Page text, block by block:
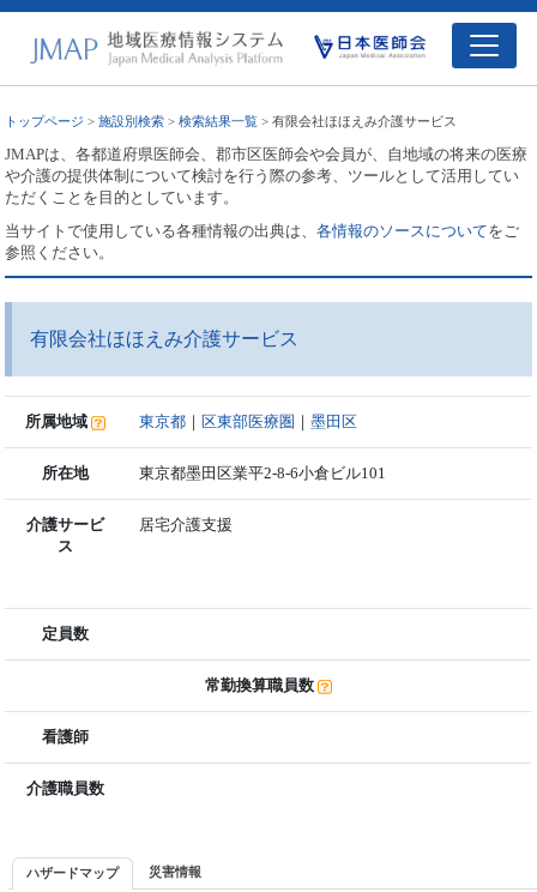
トップページ >施設別検索 >検索結果一覧 > 有限会社ほほえみ介護サービス
JMAPは、各都道府県医師会、郡市区医師会や会員が、自地域の将来の医療
や介護の提供体制について検討を行う際の参考、ツールとして活用してい
ただくことを目的としています。
当サイトで使用している各種情報の出典は、各情報のソースについてをご
参照ください。
有限会社ほほえみ介護サービス
所属地域 東京都 ｜区東部医療圏 ｜墨田区
所在地 東京都墨田区業平2-8-6小倉ビル101
介護サービ
ス
居宅介護支援
定員数
常勤換算職員数
看護師
介護職員数
ハザードマップ 災害情報